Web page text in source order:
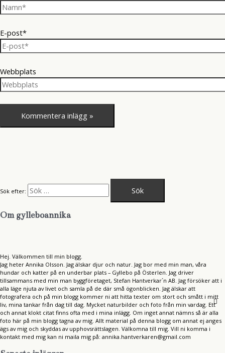
E-post*
Webbplats
Sök efter:
Om gylleboannika
Hej. Välkommen till min blogg.
Jag heter Annika Olsson. Jag älskar djur och natur. Jag bor med min man, våra
hundar och katter på en underbar plats – Gyllebo på Österlen. Jag driver
tillsammans med min man byggföretaget, Stefan Hantverkar´n AB. Jag försöker att i
alla läge njuta av livet och samla på de där små ögonblicken. Jag älskar att
fotografera och på min blogg kommer ni att hitta texter om stort och smått i mitt
liv, mina tankar från dag till dag. Mycket naturbilder och foto från min vardag. Ett
och annat klokt citat finns ofta med i mina inlägg. Om inget annat nämns så är alla
foto här på min blogg tagna av mig. Allt material på denna blogg om annat ej anges
ägs av mig och skyddas av upphovsrättslagen. Välkomna till mig. Vill ni komma i
kontakt med mig kan ni maila mig på: annika.hantverkaren@gmail.com